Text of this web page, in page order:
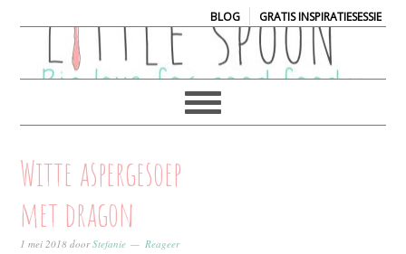
BLOG| GRATIS INSPIRATIESESSIE
Witte aspergesoep
met dragon
1 mei 2018 doorStefanie Reageer